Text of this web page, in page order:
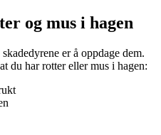
og mus i hagen
er å oppdage dem.
du har rotter eller mus i hagen: